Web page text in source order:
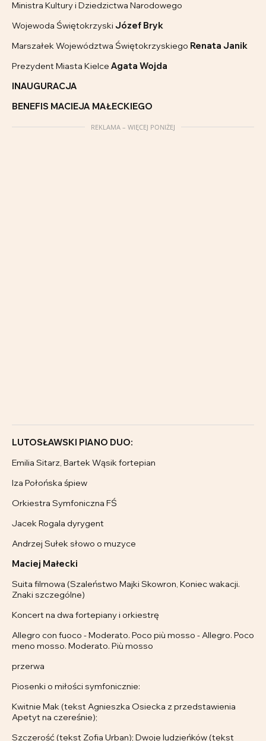
Ministra Kultury i Dziedzictwa Narodowego
Wojewoda Świętokrzyski Józef Bryk
Marszałek Województwa Świętokrzyskiego Renata Janik
Prezydent Miasta Kielce Agata Wojda
INAUGURACJA
BENEFIS MACIEJA MAŁECKIEGO
REKLAMA – WIĘCEJ PONIŻEJ
LUTOSŁAWSKI PIANO DUO:
Emilia Sitarz, Bartek Wąsik fortepian
Iza Połońska śpiew
Orkiestra Symfoniczna FŚ
Jacek Rogala dyrygent
Andrzej Sułek słowo o muzyce
Maciej Małecki
Suita filmowa (Szaleństwo Majki Skowron, Koniec wakacji.
Znaki szczególne)
Koncert na dwa fortepiany i orkiestrę
Allegro con fuoco - Moderato. Poco più mosso - Allegro. Poco
meno mosso. Moderato. Più mosso
przerwa
Piosenki o miłości symfonicznie:
Kwitnie Mak (tekst Agnieszka Osiecka z przedstawienia
Apetyt na czereśnie);
Szczerość (tekst Zofia Urban); Dwoje ludzieńków (tekst